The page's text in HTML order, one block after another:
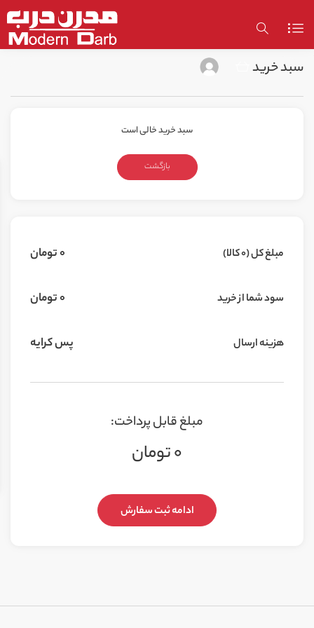
سبد خرید
سبد خرید خالی است
بازگشت
مبلغ کل (0 کالا) 0تومان
سود شما از خرید 0تومان
هزینه ارسال پس کرایه
مبلغ قابل پرداخت:
0 تومان
ادامه ثبت سفارش